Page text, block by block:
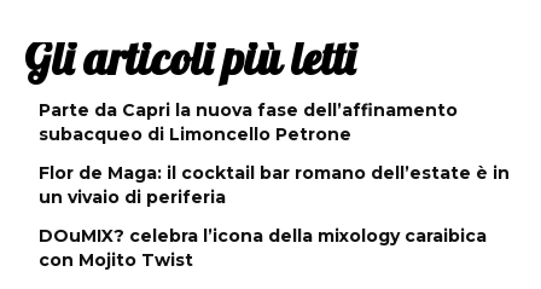
Gli articoli più letti
Parte da Capri la nuova fase dell’affinamento
subacqueo di Limoncello Petrone
Flor de Maga: il cocktail bar romano dell’estate è in
un vivaio di periferia
DOuMIX? celebra l’icona della mixology caraibica
con Mojito Twist